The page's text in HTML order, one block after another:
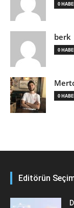
0
berk
0
0
Editörün